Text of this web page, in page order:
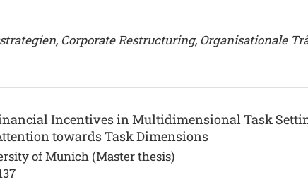
Corporate Restructuring, Organisationale
Incentives in Multidimensional Task
towards Task Dimensions
of Munich (Master thesis)